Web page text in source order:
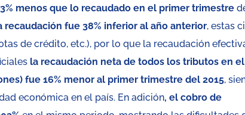
menos que lo recaudado en el primer trimestre
recaudación fue 38% inferior al año anterior, estas
de crédito, etc.), por lo que la recaudación
la recaudación neta de todos los tributos en el
fue 16% menor al primer trimestre del 2015,
económica en el país. En adición, el cobro de